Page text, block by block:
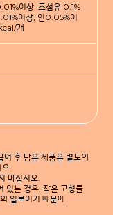
이상, 조섬유 0.1%
이상, 인0.05%이
개
후 남은 제품은 별도의
.
마십시오.
있는 경우, 작은 고형물
일부이기 때문에